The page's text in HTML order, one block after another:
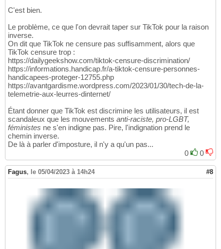
C'est bien.
Le problème, ce que l'on devrait taper sur TikTok pour la raison
inverse.
On dit que TikTok ne censure pas suffisamment, alors que
TikTok censure trop :
https://dailygeekshow.com/tiktok-censure-discrimination/
https://informations.handicap.fr/a-tiktok-censure-personnes-
handicapees-proteger-12755.php
https://avantgardisme.wordpress.com/2023/01/30/tech-de-la-
telemetrie-aux-leurres-dinternet/
Étant donner que TikTok est discrimine les utilisateurs, il est
scandaleux que les mouvements anti-raciste, pro-LGBT,
féministes ne s'en indigne pas. Pire, l'indignation prend le
chemin inverse.
De là à parler d'imposture, il n'y a qu'un pas...
0
0
Fagus, le 05/04/2023 à 14h24 #8